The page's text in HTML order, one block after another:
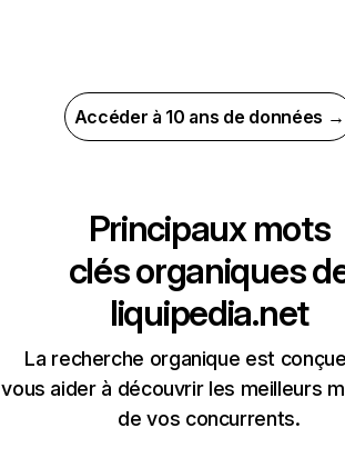
Accéder à 10 ans de données →
Principaux mots
clés organiques
liquipedia.net
La recherche organique est
vous aider à découvrir les meilleurs
de vos concurrents.